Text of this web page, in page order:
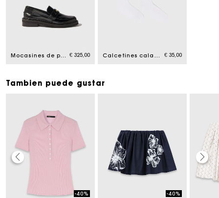
Mocasines de piel € 325,00 Calcetines calados con perlas € 35,00
Tambien puede gustar
-40%
-40%
La tarjeta regalo de Maje: la mejor manera de hacer el